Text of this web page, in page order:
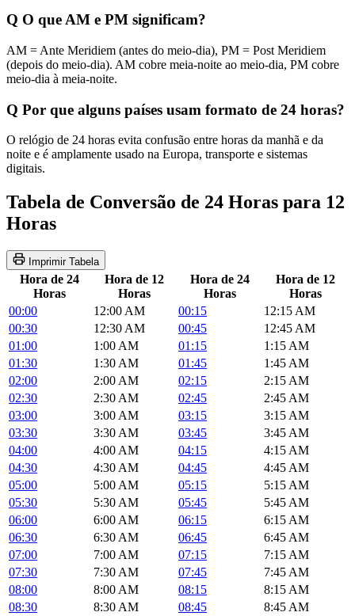
Q O que AM e PM significam?
AM = Ante Meridiem (antes do meio-dia), PM = Post Meridiem
(depois do meio-dia). AM cobre meia-noite ao meio-dia, PM cobre
meio-dia à meia-noite.
Q Por que alguns países usam formato de 24 horas?
O relógio de 24 horas evita confusão entre horas da manhã e da
noite e é amplamente usado na Europa, transporte e sistemas
digitais.
Tabela de Conversão de 24 Horas para 12
Horas
Imprimir Tabela
Hora de 24
Horas
Hora de 12
Horas
Hora de 24
Horas
Hora de 12
Horas
00:00
12:00 AM 00:15
12:15 AM
00:30
12:30 AM 00:45
12:45 AM
01:00
1:00 AM 01:15
1:15 AM
01:30
1:30 AM 01:45
1:45 AM
02:00
2:00 AM 02:15
2:15 AM
02:30
2:30 AM 02:45
2:45 AM
03:00
3:00 AM 03:15
3:15 AM
03:30
3:30 AM 03:45
3:45 AM
04:00
4:00 AM 04:15
4:15 AM
04:30
4:30 AM 04:45
4:45 AM
05:00
5:00 AM 05:15
5:15 AM
05:30
5:30 AM 05:45
5:45 AM
06:00
6:00 AM 06:15
6:15 AM
06:30
6:30 AM 06:45
6:45 AM
07:00
7:00 AM 07:15
7:15 AM
07:30
7:30 AM 07:45
7:45 AM
08:00
8:00 AM 08:15
8:15 AM
08:30
8:30 AM 08:45
8:45 AM